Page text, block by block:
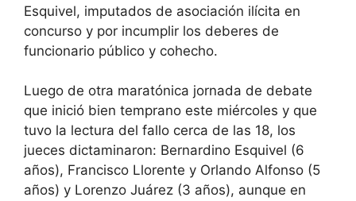
Esquivel, imputados de asociación ilícita en
concurso y por incumplir los deberes de
funcionario público y cohecho.
Luego de otra maratónica jornada de debate
que inició bien temprano este miércoles y que
tuvo la lectura del fallo cerca de las 18, los
jueces dictaminaron: Bernardino Esquivel (6
años), Francisco Llorente y Orlando Alfonso (5
años) y Lorenzo Juárez (3 años), aunque en